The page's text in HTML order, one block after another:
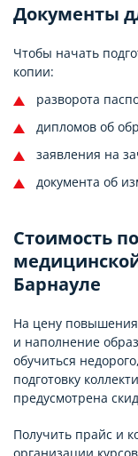
Документы
Чтобы начать
копии:
разворота
дипломов об
заявления на
документа об
Стоимость
Барнауле
На цену
и наполнение
обучиться
подготовку
предусмотрена
Получить прайс и